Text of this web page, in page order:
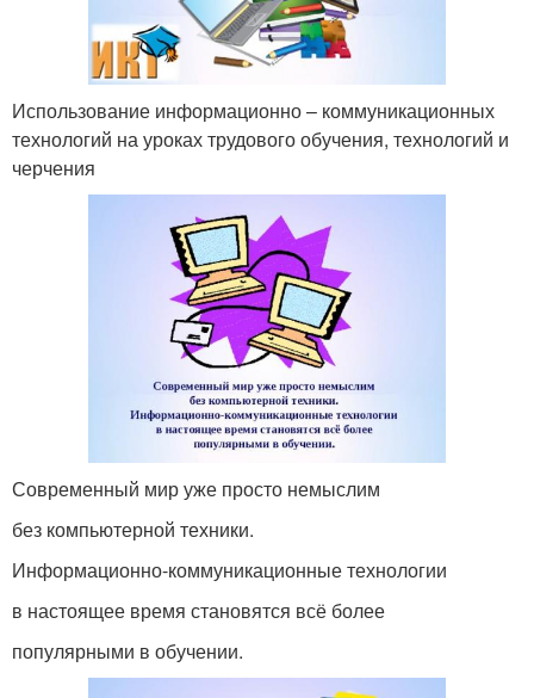
Использование информационно – коммуникационных
технологий на уроках трудового обучения, технологий и
черчения
Современный мир уже просто немыслим
без компьютерной техники.
Информационно-коммуникационные технологии
в настоящее время становятся всё более
популярными в обучении.